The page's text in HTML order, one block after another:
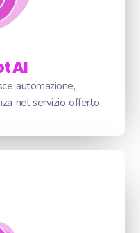
AI
automazione,
nel servizio offerto